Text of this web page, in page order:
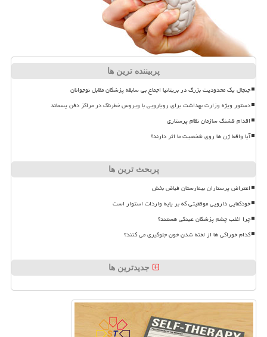
پربیننده ترین ها
جنجال یک محدودیت بزرگ در بریتانیا اجماع بی سابقه پزشکان مقابل نوجوانان
دستور ویژه وزارت بهداشت برای رویارویی با ویروس خطرناک در مراکز دفن پسماند
اقدام قشنگ سازمان نظام پرستاری
آیا واقعا ژن ها روی شخصیت ما اثر دارند؟
پربحث ترین ها
اعتراض پرستاران بیمارستان فیاض بخش
خودکفایی دارویی موفقیتی که بر پایه واردات استوار است
چرا اغلب چشم پزشکان عینکی هستند؟
کدام خوراکی ها از لخته شدن خون جلوگیری می کنند؟
جدیدترین ها